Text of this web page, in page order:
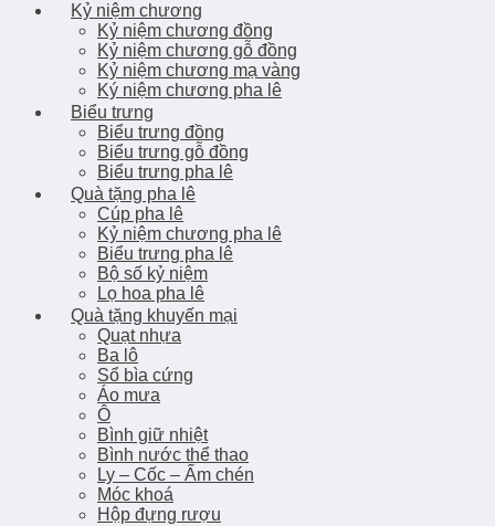
Kỷ niệm chương
Kỷ niệm chương đồng
Kỷ niệm chương gỗ đồng
Kỷ niệm chương mạ vàng
Ký niệm chương pha lê
Biểu trưng
Biểu trưng đồng
Biểu trưng gỗ đồng
Biểu trưng pha lê
Quà tặng pha lê
Cúp pha lê
Kỷ niệm chương pha lê
Biểu trưng pha lê
Bộ số kỷ niệm
Lọ hoa pha lê
Quà tặng khuyến mại
Quạt nhựa
Ba lô
Sổ bìa cứng
Áo mưa
Ô
Bình giữ nhiệt
Bình nước thể thao
Ly – Cốc – Ấm chén
Móc khoá
Hộp đựng rượu